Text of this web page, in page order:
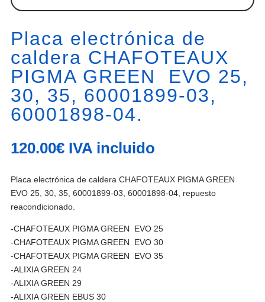
Placa electrónica de
caldera CHAFOTEAUX
PIGMA GREEN EVO 25,
30, 35, 60001899-03,
60001898-04.
120.00€ IVA incluido
Placa electrónica de caldera CHAFOTEAUX PIGMA GREEN
EVO 25, 30, 35, 60001899-03, 60001898-04, repuesto
reacondicionado.
-CHAFOTEAUX PIGMA GREEN EVO 25
-CHAFOTEAUX PIGMA GREEN EVO 30
-CHAFOTEAUX PIGMA GREEN EVO 35
-ALIXIA GREEN 24
-ALIXIA GREEN 29
-ALIXIA GREEN EBUS 30